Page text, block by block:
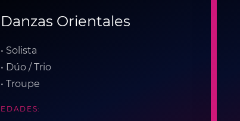
Danzas Orientales
• Solista
• Dúo / Trio
• Troupe
EDADES: